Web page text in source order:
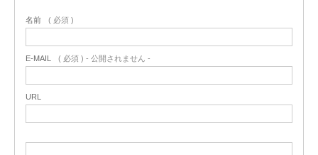
名前 ( 必須 )
E-MAIL ( 必須 ) - 公開されません -
URL